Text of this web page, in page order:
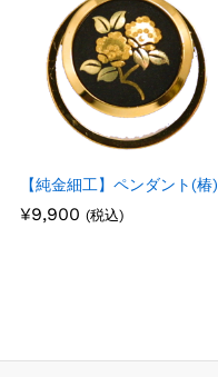
【純金細工】ペンダント(椿)
¥9,900 (税込)
¥9,900